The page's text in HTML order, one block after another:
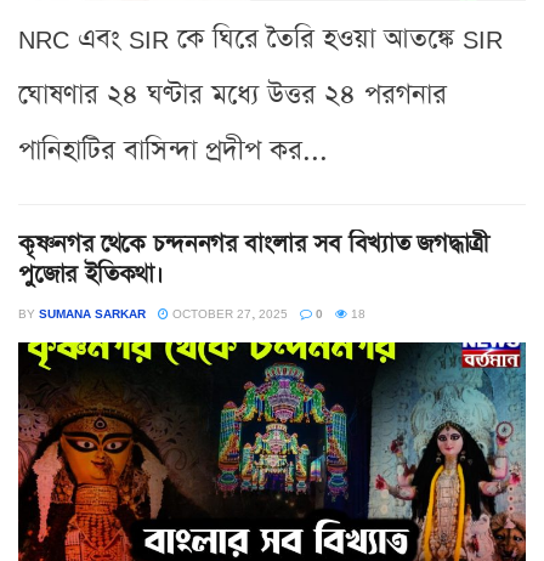
NRC এবং SIR কে ঘিরে তৈরি হওয়া আতঙ্কে SIR
ঘোষণার ২৪ ঘণ্টার মধ্যে উত্তর ২৪ পরগনার
পানিহাটির বাসিন্দা প্রদীপ কর...
কৃষ্ণনগর থেকে চন্দননগর বাংলার সব বিখ্যাত জগদ্ধাত্রী
পুজোর ইতিকথা।
BY SUMANA SARKAR OCTOBER 27, 2025 0 18